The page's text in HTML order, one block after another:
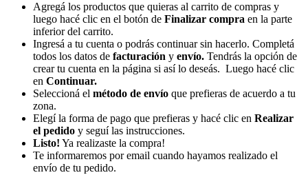
Agregá los productos que quieras al carrito de compras y
luego hacé clic en el botón de Finalizar compra en la parte
inferior del carrito.
Ingresá a tu cuenta o podrás continuar sin hacerlo. Completá
todos los datos de facturación y envío. Tendrás la opción de
crear tu cuenta en la página si así lo deseás. Luego hacé clic
en Continuar.
Seleccioná el método de envío que prefieras de acuerdo a tu
zona.
Elegí la forma de pago que prefieras y hacé clic en Realizar
el pedido y seguí las instrucciones.
Listo! Ya realizaste la compra!
Te informaremos por email cuando hayamos realizado el
envío de tu pedido.